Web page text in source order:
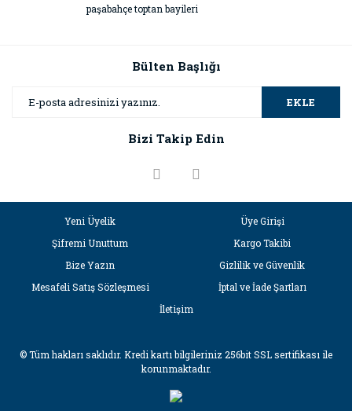
paşabahçe toptan bayileri
Bülten Başlığı
EKLE
Bizi Takip Edin
Yeni Üyelik
Üye Girişi
Şifremi Unuttum
Kargo Takibi
Bize Yazın
Gizlilik ve Güvenlik
Mesafeli Satış Sözleşmesi
İptal ve İade Şartları
İletişim
© Tüm hakları saklıdır. Kredi kartı bilgileriniz 256bit SSL sertifikası ile
korunmaktadır.